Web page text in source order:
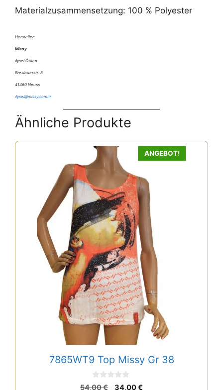
Materialzusammensetzung: 100 % Polyester
Hersteller:
Missy
Aysel Özkan
Breslauerstr. 8
41460 Neuss
Aysel@missy.com.tr
Ähnliche Produkte
ANGEBOT!
7865WT9 Top Missy Gr 38
0
54,00€
Ursprünglicher
34,00€